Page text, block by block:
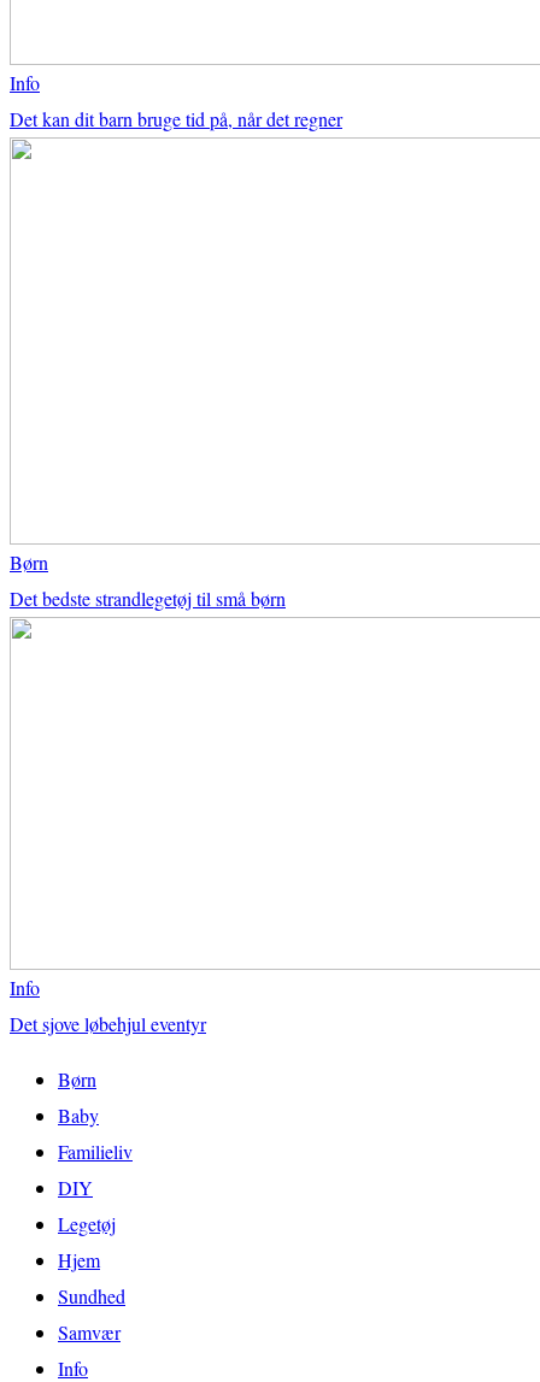
Info
Det kan dit barn bruge tid på, når det regner
Børn
Det bedste strandlegetøj til små børn
Info
Det sjove løbehjul eventyr
Børn
Baby
Familieliv
DIY
Legetøj
Hjem
Sundhed
Samvær
Info